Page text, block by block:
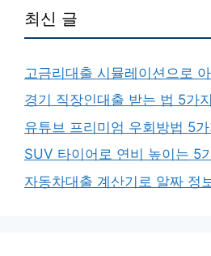
최신 글
고금리대출 시뮬레이션으로
경기 직장인대출 받는 법 5가
유튜브 프리미엄 우회방법 5
SUV 타이어로 연비 높이는 5
자동차대출 계산기로 알짜 정